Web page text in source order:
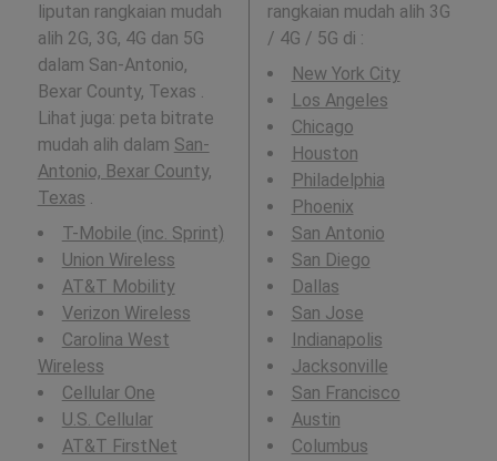
liputan rangkaian mudah
alih 2G, 3G, 4G dan 5G
dalam San-Antonio,
Bexar County, Texas .
Lihat juga: peta bitrate
mudah alih dalam San-
Antonio, Bexar County,
Texas .
T-Mobile (inc. Sprint)
Union Wireless
AT&T Mobility
Verizon Wireless
Carolina West
Wireless
Cellular One
U.S. Cellular
AT&T FirstNet
rangkaian mudah alih 3G
/ 4G / 5G di :
New York City
Los Angeles
Chicago
Houston
Philadelphia
Phoenix
San Antonio
San Diego
Dallas
San Jose
Indianapolis
Jacksonville
San Francisco
Austin
Columbus